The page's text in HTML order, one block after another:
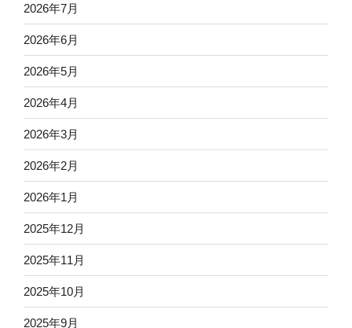
2026年7月
2026年6月
2026年5月
2026年4月
2026年3月
2026年2月
2026年1月
2025年12月
2025年11月
2025年10月
2025年9月